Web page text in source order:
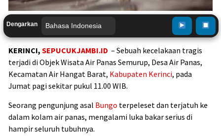
Dengarkan
KERINCI, SEPUCUKJAMBI.ID – Sebuah kecelakaan tragis
terjadi di Objek Wisata Air Panas Semurup, Desa Air Panas,
Kecamatan Air Hangat Barat, Kabupaten Kerinci, pada
Jumat pagi sekitar pukul 11.00 WIB.
Seorang pengunjung asal Bungo terpeleset dan terjatuh ke
dalam kolam air panas, mengalami luka bakar serius di
hampir seluruh tubuhnya.